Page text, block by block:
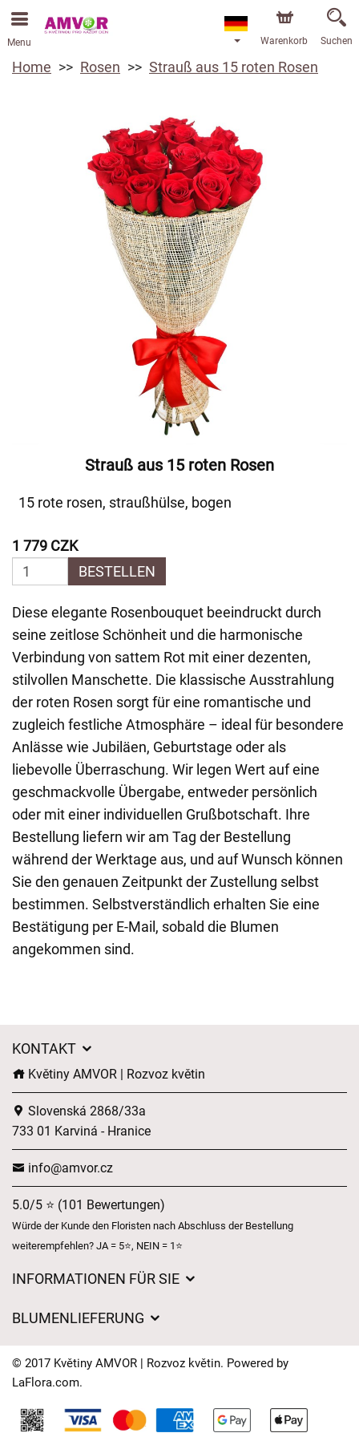
Menu Warenkorb Suchen
Home Rosen Strauß aus 15 roten Rosen
Strauß aus 15 roten Rosen
15 rote rosen, straußhülse, bogen
1 779 CZK
BESTELLEN
Diese elegante Rosenbouquet beeindruckt durch
seine zeitlose Schönheit und die harmonische
Verbindung von sattem Rot mit einer dezenten,
stilvollen Manschette. Die klassische Ausstrahlung
der roten Rosen sorgt für eine romantische und
zugleich festliche Atmosphäre – ideal für besondere
Anlässe wie Jubiläen, Geburtstage oder als
liebevolle Überraschung. Wir legen Wert auf eine
geschmackvolle Übergabe, entweder persönlich
oder mit einer individuellen Grußbotschaft. Ihre
Bestellung liefern wir am Tag der Bestellung
während der Werktage aus, und auf Wunsch können
Sie den genauen Zeitpunkt der Zustellung selbst
bestimmen. Selbstverständlich erhalten Sie eine
Bestätigung per E-Mail, sobald die Blumen
angekommen sind.
KONTAKT
Květiny AMVOR | Rozvoz květin
Slovenská 2868/33a
733 01 Karviná - Hranice
info@amvor.cz
5.0/5 ⭐ (101 Bewertungen)
Würde der Kunde den Floristen nach Abschluss der Bestellung
weiterempfehlen? JA = 5⭐, NEIN = 1⭐
INFORMATIONEN FÜR SIE
Lieferzeiten für Blumen – Übersicht der Möglichkeiten
BLUMENLIEFERUNG
Wohin wir Blumen liefern
Kontakt
© 2017 Květiny AMVOR | Rozvoz květin. Powered by
LaFlora.com.